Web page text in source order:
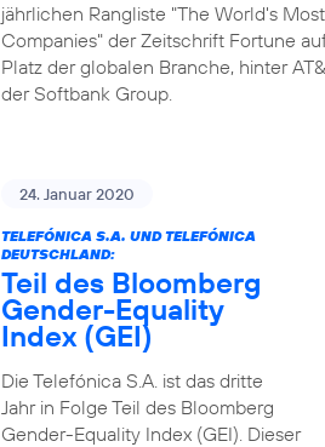
jährlichen Rangliste "The World's
Companies" der Zeitschrift Fortune
Platz der globalen Branche, hinter
der Softbank Group.
24. Januar 2020
TELEFÓNICA S.A. UND TELEFÓNICA
DEUTSCHLAND:
Teil des Bloomberg
Gender-Equality
Index (GEI)
Die Telefónica S.A. ist das dritte
Jahr in Folge Teil des Bloomberg
Gender-Equality Index (GEI). Dieser